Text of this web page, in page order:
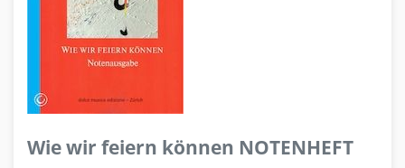
Wie wir feiern können NOTENHEFT